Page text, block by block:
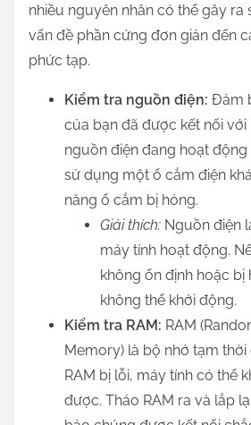
nhiều nguyên nhân có thể gây ra
vấn đề phần cứng đơn giản đến
phức tạp.
Kiểm tra nguồn điện: Đảm
của bạn đã được kết nối với
nguồn điện đang hoạt
sử dụng một ổ cắm điện
năng ổ cắm bị hỏng.
Giải thích: Nguồn điện
máy tính hoạt động.
không ổn định hoặc bị
không thể khởi động.
Kiểm tra RAM: RAM
Memory) là bộ nhớ tạm thời
RAM bị lỗi, máy tính có thể
được. Tháo RAM ra và lắp